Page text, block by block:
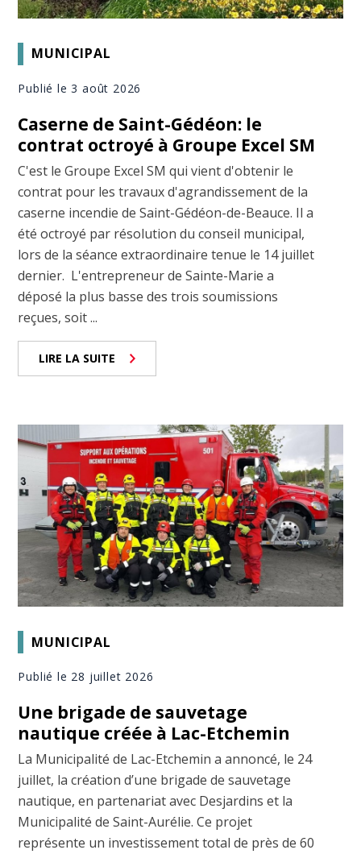
MUNICIPAL
Publié le 3 août 2026
Caserne de Saint-Gédéon: le
contrat octroyé à Groupe Excel SM
C'est le Groupe Excel SM qui vient d'obtenir le
contrat pour les travaux d'agrandissement de la
caserne incendie de Saint-Gédéon-de-Beauce. Il a
été octroyé par résolution du conseil municipal,
lors de la séance extraordinaire tenue le 14 juillet
dernier. L'entrepreneur de Sainte-Marie a
déposé la plus basse des trois soumissions
reçues, soit ...
LIRE LA SUITE
MUNICIPAL
Publié le 28 juillet 2026
Une brigade de sauvetage
nautique créée à Lac-Etchemin
La Municipalité de Lac-Etchemin a annoncé, le 24
juillet, la création d’une brigade de sauvetage
nautique, en partenariat avec Desjardins et la
Municipalité de Saint-Aurélie. Ce projet
représente un investissement total de près de 60